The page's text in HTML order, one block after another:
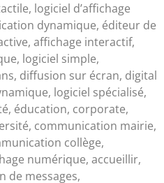
logiciel d’affichage
dynamique, éditeur de
affichage interactif,
logiciel simple,
diffusion sur écran, digital
logiciel spécialisé,
éducation, corporate,
communication mairie,
collège,
numérique, accueillir,
de messages,